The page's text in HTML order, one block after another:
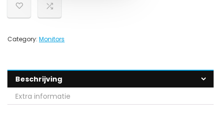
Category: Monitors
Beschrijving
Extra informatie